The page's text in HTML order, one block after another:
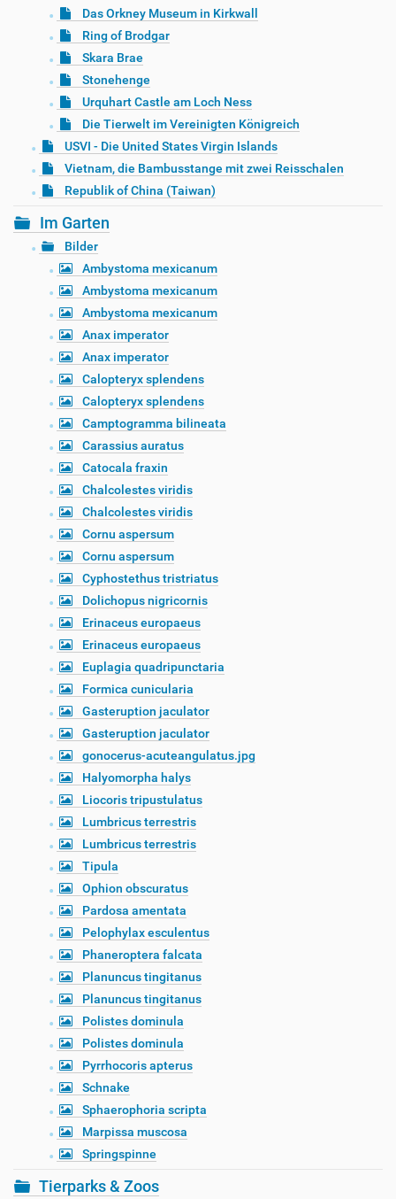
Das Orkney Museum in Kirkwall
Ring of Brodgar
Skara Brae
Stonehenge
Urquhart Castle am Loch Ness
Die Tierwelt im Vereinigten Königreich
USVI - Die United States Virgin Islands
Vietnam, die Bambusstange mit zwei Reisschalen
Republik of China (Taiwan)
Im Garten
Bilder
Ambystoma mexicanum
Ambystoma mexicanum
Ambystoma mexicanum
Anax imperator
Anax imperator
Calopteryx splendens
Calopteryx splendens
Camptogramma bilineata
Carassius auratus
Catocala fraxin
Chalcolestes viridis
Chalcolestes viridis
Cornu aspersum
Cornu aspersum
Cyphostethus tristriatus
Dolichopus nigricornis
Erinaceus europaeus
Erinaceus europaeus
Euplagia quadripunctaria
Formica cunicularia
Gasteruption jaculator
Gasteruption jaculator
gonocerus-acuteangulatus.jpg
Halyomorpha halys
Liocoris tripustulatus
Lumbricus terrestris
Lumbricus terrestris
Tipula
Ophion obscuratus
Pardosa amentata
Pelophylax esculentus
Phaneroptera falcata
Planuncus tingitanus
Planuncus tingitanus
Polistes dominula
Polistes dominula
Pyrrhocoris apterus
Schnake
Sphaerophoria scripta
Marpissa muscosa
Springspinne
Tierparks & Zoos